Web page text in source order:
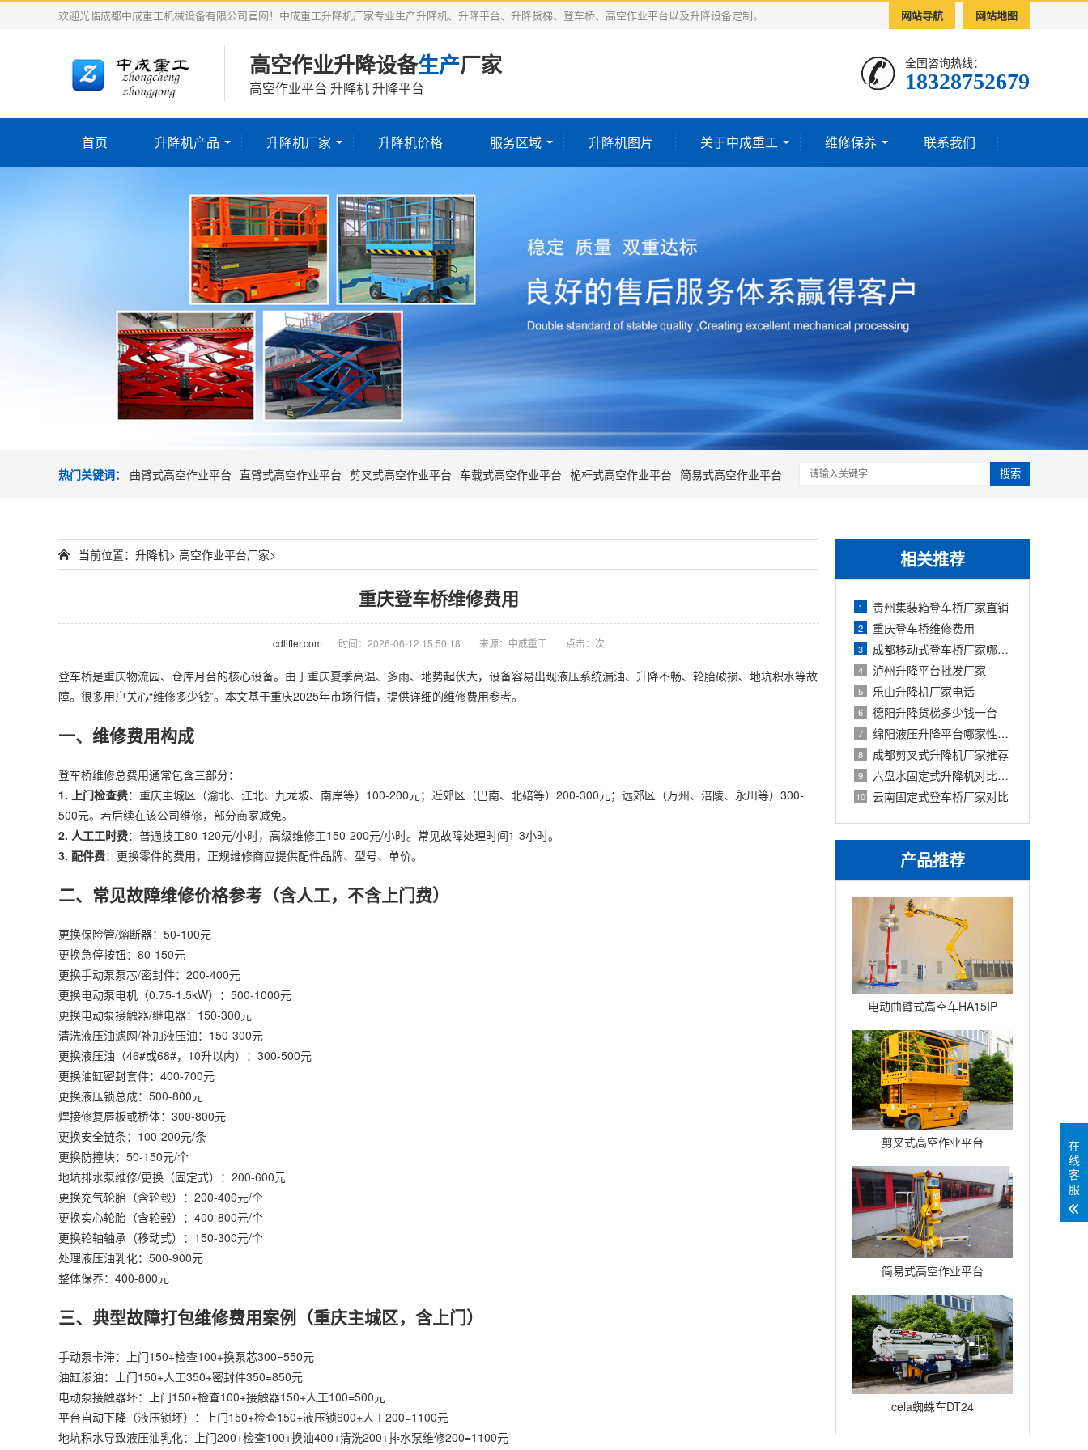
网站导航 网站地图
欢迎光临成都中成重工机械设备有限公司官网！中成重工升降机厂家专业生产升降机、升降平台、升降货梯、登车桥、高空作业平台以及升降设备定制。
高空作业升降设备生产厂家
高空作业平台 升降机 升降平台
全国咨询热线：
18328752679‬
首页 升降机产品 升降机厂家 升降机价格 服务区域 升降机图片 关于中成重工 维修保养 联系我们
热门关键词： 曲臂式高空作业平台 直臂式高空作业平台 剪叉式高空作业平台 车载式高空作业平台 桅杆式高空作业平台 简易式高空作业平台 搜索
相关推荐
1 贵州集装箱登车桥厂家直销
2 重庆登车桥维修费用
3 成都移动式登车桥厂家哪家好
4 泸州升降平台批发厂家
5 乐山升降机厂家电话
6 德阳升降货梯多少钱一台
7 绵阳液压升降平台哪家性价比高
8 成都剪叉式升降机厂家推荐
9 六盘水固定式升降机对比评测
10 云南固定式登车桥厂家对比
产品推荐
电动曲臂式高空车HA15IP
剪叉式高空作业平台
Compact12
简易式高空作业平台
Quickup7
cela蜘蛛车DT24
当前位置： 升降机> 高空作业平台厂家>
重庆登车桥维修费用
cdlifter.com 时间：2026-06-12 15:50:18 来源：中成重工 点击： 次
登车桥是重庆物流园、仓库月台的核心设备。由于重庆夏季高温、多雨、地势起伏大，设备容易出现液压系统漏油、升降不畅、轮胎破损、地坑积水等故
障。很多用户关心“维修多少钱”。本文基于重庆2025年市场行情，提供详细的维修费用参考。
一、维修费用构成
登车桥维修总费用通常包含三部分：
1. 上门检查费：重庆主城区（渝北、江北、九龙坡、南岸等）100-200元；近郊区（巴南、北碚等）200-300元；远郊区（万州、涪陵、永川等）300-
500元。若后续在该公司维修，部分商家减免。
2. 人工工时费：普通技工80-120元/小时，高级维修工150-200元/小时。常见故障处理时间1-3小时。
3. 配件费：更换零件的费用，正规维修商应提供配件品牌、型号、单价。
二、常见故障维修价格参考（含人工，不含上门费）
更换保险管/熔断器：50-100元
更换急停按钮：80-150元
更换手动泵泵芯/密封件：200-400元
更换电动泵电机（0.75-1.5kW）：500-1000元
更换电动泵接触器/继电器：150-300元
清洗液压油滤网/补加液压油：150-300元
更换液压油（46#或68#，10升以内）：300-500元
更换油缸密封套件：400-700元
更换液压锁总成：500-800元
焊接修复唇板或桥体：300-800元
更换安全链条：100-200元/条
更换防撞块：50-150元/个
地坑排水泵维修/更换（固定式）：200-600元
更换充气轮胎（含轮毂）：200-400元/个
更换实心轮胎（含轮毂）：400-800元/个
更换轮轴轴承（移动式）：150-300元/个
处理液压油乳化：500-900元
整体保养：400-800元
三、典型故障打包维修费用案例（重庆主城区，含上门）
手动泵卡滞：上门150+检查100+换泵芯300=550元
油缸渗油：上门150+人工350+密封件350=850元
电动泵接触器坏：上门150+检查100+接触器150+人工100=500元
平台自动下降（液压锁坏）：上门150+检查150+液压锁600+人工200=1100元
地坑积水导致液压油乳化：上门200+检查100+换油400+清洗200+排水泵维修200=1100元
在
线
客
服